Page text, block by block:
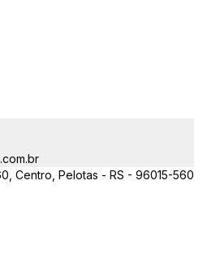
Centro, Pelotas - RS - 96015-560